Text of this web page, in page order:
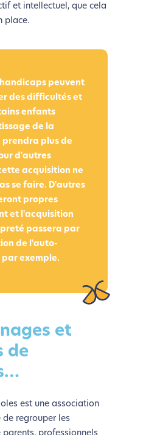
et intellectuel, que cela
place.
peuvent
des difficultés et
enfants
de la
plus de
d'autres
acquisition ne
se faire. D'autres
propres
et l'acquisition
passera par
de l'auto-
exemple.
et
de
est une association
regrouper les